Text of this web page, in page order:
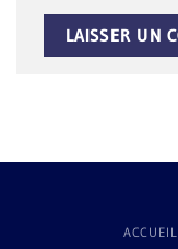
ACCUEIL